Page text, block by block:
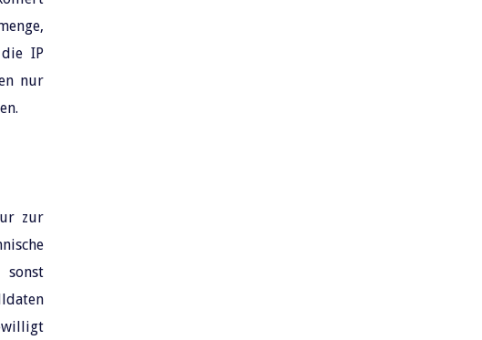
IP
nur
zur
sonst